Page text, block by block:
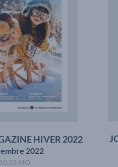
HIVER 2022
2022
10,23 MO